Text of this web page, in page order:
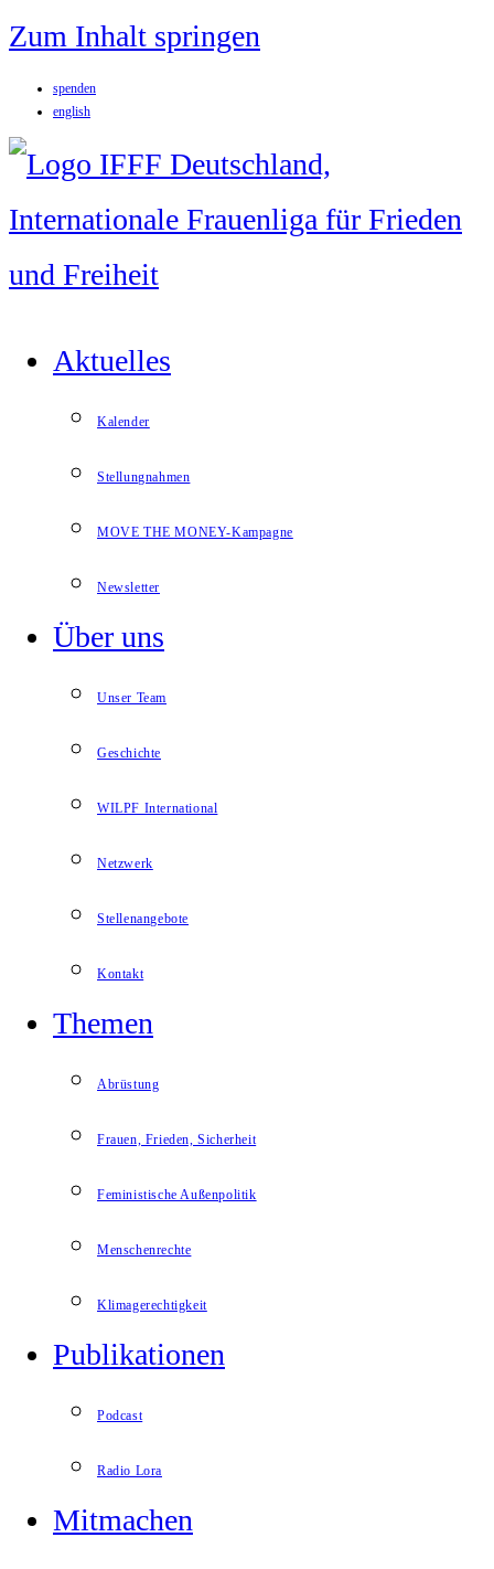
Zum Inhalt springen
spenden
english
Aktuelles
Kalender
Stellungnahmen
MOVE THE MONEY-Kampagne
Newsletter
Über uns
Unser Team
Geschichte
WILPF International
Netzwerk
Stellenangebote
Kontakt
Themen
Abrüstung
Frauen, Frieden, Sicherheit
Feministische Außenpolitik
Menschenrechte
Klimagerechtigkeit
Publikationen
Podcast
Radio Lora
Mitmachen